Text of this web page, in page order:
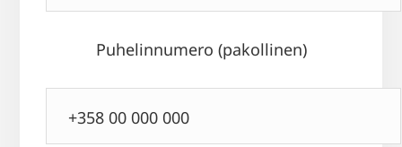
Puhelinnumero (pakollinen)